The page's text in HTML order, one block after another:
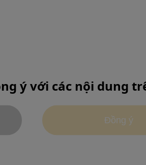
ý với các nội dung
Đồng ý